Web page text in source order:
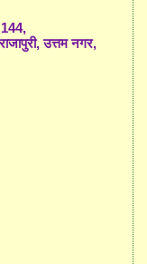
उत्तम नगर,